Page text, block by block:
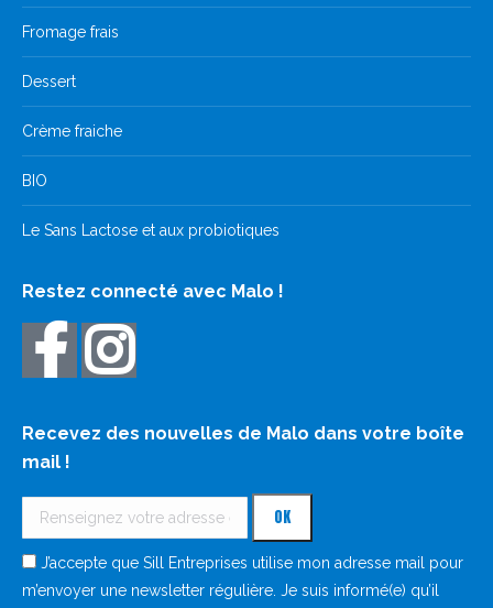
Fromage frais
Dessert
Crème fraiche
BIO
Le Sans Lactose et aux probiotiques
Restez connecté avec Malo !
Recevez des nouvelles de Malo dans votre boîte
mail !
J’accepte que Sill Entreprises utilise mon adresse mail pour
m’envoyer une newsletter régulière. Je suis informé(e) qu’il